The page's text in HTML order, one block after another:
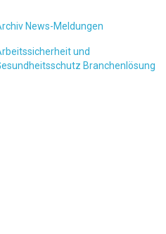
News-Meldungen
und
Branchenlösung